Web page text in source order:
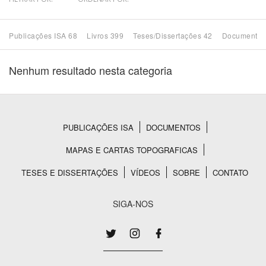
Publicações ISA 68 Livros 399 Teses/Dissertações 42
Nenhum resultado nesta categoria
Rodapé
PUBLICAÇÕES ISA
DOCUMENTOS
MAPAS E CARTAS TOPOGRAFICAS
TESES E DISSERTAÇÕES
VÍDEOS SOBRE CONTATO
SIGA-NOS